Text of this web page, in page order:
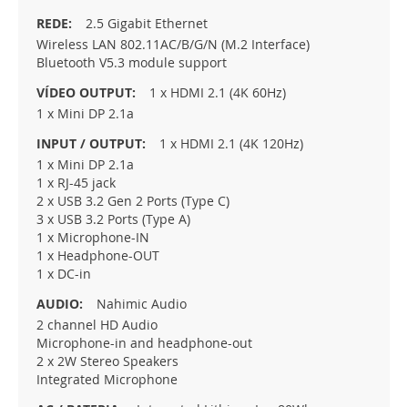
2.5 Gigabit Ethernet
Wireless LAN 802.11AC/B/G/N (M.2 Interface)
Bluetooth V5.3 module support
1 x HDMI 2.1 (4K 60Hz)
1 x Mini DP 2.1a
1 x HDMI 2.1 (4K 120Hz)
1 x Mini DP 2.1a
1 x RJ-45 jack
2 x USB 3.2 Gen 2 Ports (Type C)
3 x USB 3.2 Ports (Type A)
1 x Microphone-IN
1 x Headphone-OUT
1 x DC-in
Nahimic Audio
2 channel HD Audio
Microphone-in and headphone-out
2 x 2W Stereo Speakers
Integrated Microphone